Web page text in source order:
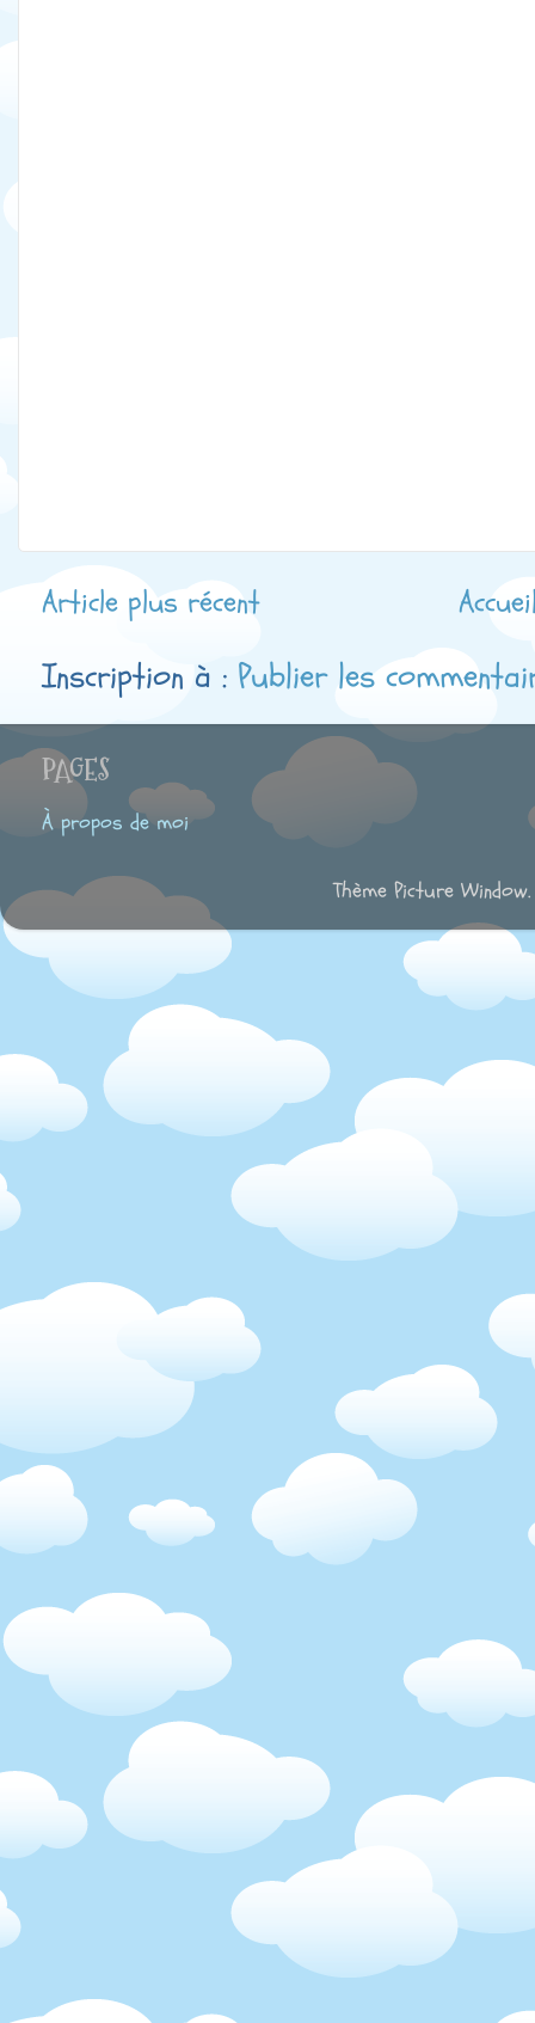
Article plus récent
Inscription à : Publier les
PAGES
À propos de moi
Thème Picture